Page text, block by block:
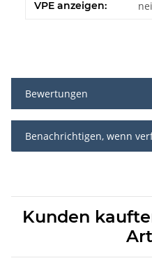
VPE anzeigen:
Bewertungen
Benachrichtigen, wenn
Kunden